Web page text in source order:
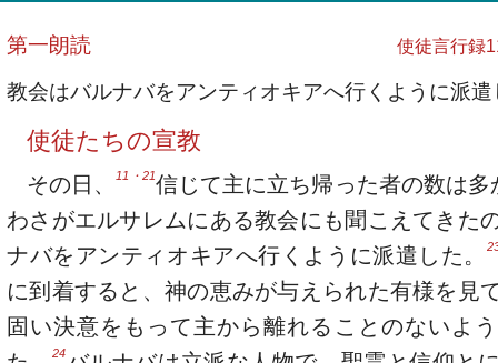
第一朗読 使徒言行録
教会はバルナバをアンティオキアへ行くように派遣
使徒たちの宣教
その日、11・21信じて主に立ち帰った者の数は多
わさがエルサレムにある教会にも聞こえてきた
ナバをアンティオキアへ行くように派遣した。
に到着すると、神の恵みが与えられた有様を見
固い決意をもって主から離れることのないよ
24